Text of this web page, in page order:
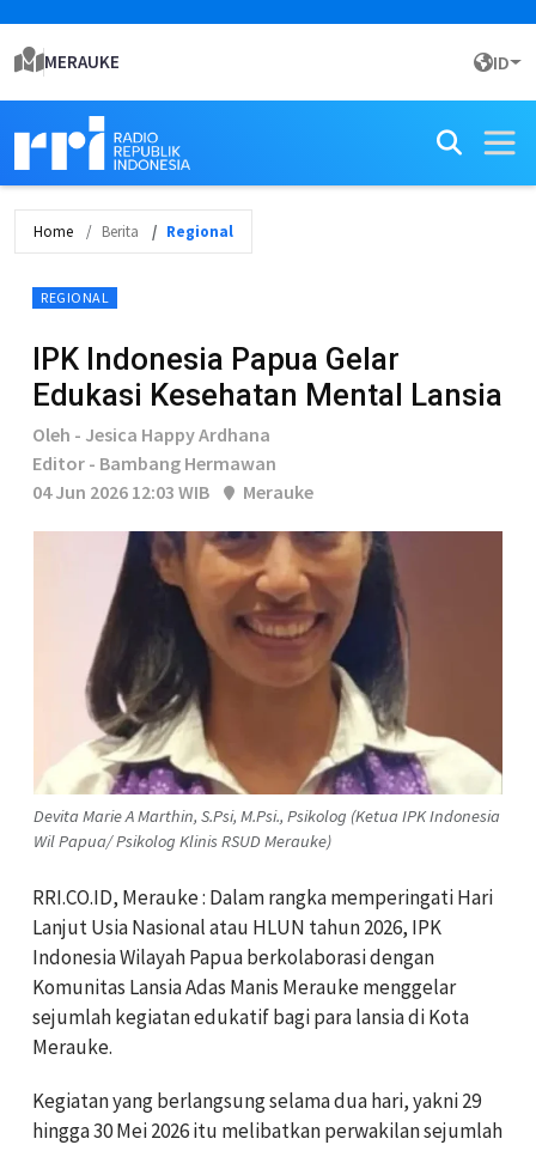
MERAUKE ID
Home Berita Regional
REGIONAL
IPK Indonesia Papua Gelar
Edukasi Kesehatan Mental Lansia
Oleh - Jesica Happy Ardhana
Editor - Bambang Hermawan
04 Jun 2026 12:03 WIB
Merauke
Devita Marie A Marthin, S.Psi, M.Psi., Psikolog (Ketua IPK Indonesia
Wil Papua/ Psikolog Klinis RSUD Merauke)
RRI.CO.ID, Merauke : Dalam rangka memperingati Hari
Lanjut Usia Nasional atau HLUN tahun 2026, IPK
Indonesia Wilayah Papua berkolaborasi dengan
Komunitas Lansia Adas Manis Merauke menggelar
sejumlah kegiatan edukatif bagi para lansia di Kota
Merauke.
Kegiatan yang berlangsung selama dua hari, yakni 29
hingga 30 Mei 2026 itu melibatkan perwakilan sejumlah